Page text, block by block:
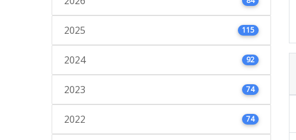
2025 115
2024 92
2023 74
2022 74